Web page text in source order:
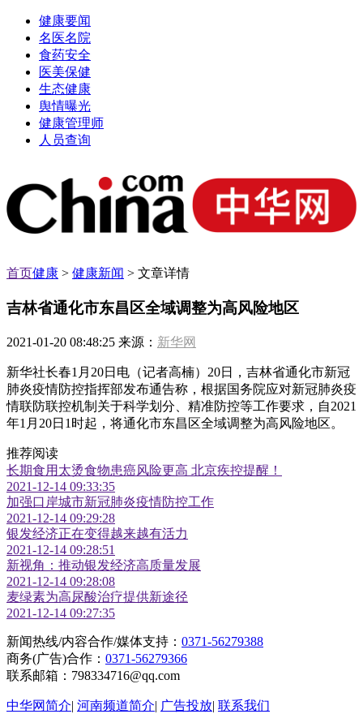
健康要闻
名医名院
食药安全
医美保健
生态健康
舆情曝光
健康管理师
人员查询
首页健康 > 健康新闻 > 文章详情
吉林省通化市东昌区全域调整为高风险地区
2021-01-20 08:48:25 来源： 新华网
新华社长春1月20日电（记者高楠）20日，吉林省通化市新冠
肺炎疫情防控指挥部发布通告称，根据国务院应对新冠肺炎疫
情联防联控机制关于科学划分、精准防控等工作要求，自2021
年1月20日1时起，将通化市东昌区全域调整为高风险地区。
推荐阅读
长期食用太烫食物患癌风险更高 北京疾控提醒！
2021-12-14 09:33:35
加强口岸城市新冠肺炎疫情防控工作
2021-12-14 09:29:28
银发经济正在变得越来越有活力
2021-12-14 09:28:51
新视角：推动银发经济高质量发展
2021-12-14 09:28:08
麦绿素为高尿酸治疗提供新途径
2021-12-14 09:27:35
新闻热线/内容合作/媒体支持： 0371-56279388
商务(广告)合作： 0371-56279366
联系邮箱：798334716@qq.com
中华网简介| 河南频道简介| 广告投放| 联系我们